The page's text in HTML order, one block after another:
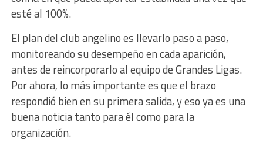
esté al 100%.
El plan del club angelino es llevarlo paso a paso,
monitoreando su desempeño en cada aparición,
antes de reincorporarlo al equipo de Grandes Ligas.
Por ahora, lo más importante es que el brazo
respondió bien en su primera salida, y eso ya es una
buena noticia tanto para él como para la
organización.